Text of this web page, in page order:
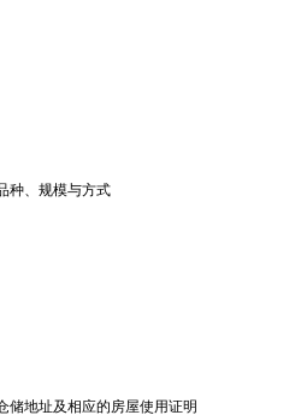
、规模与方式
地址及相应的房屋使用证明